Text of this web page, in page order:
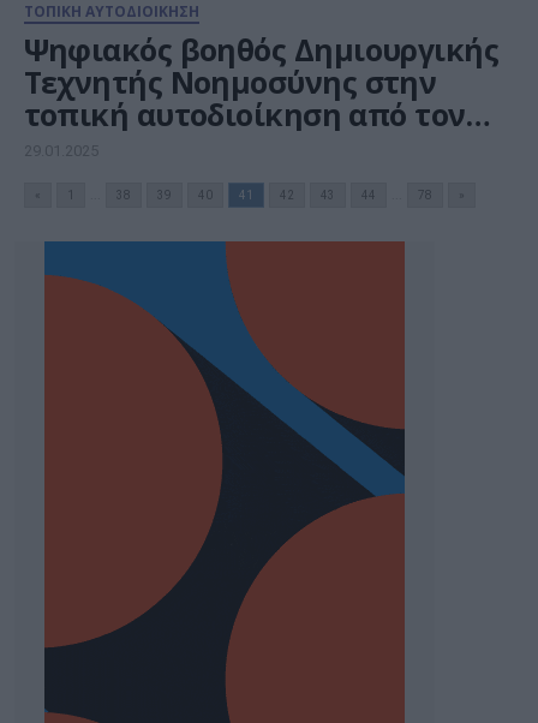
ΤΟΠΙΚΗ ΑΥΤΟΔΙΟΙΚΗΣΗ
Ψηφιακός βοηθός Δημιουργικής
Τεχνητής Νοημοσύνης στην
τοπική αυτοδιοίκηση από τον
Δήμο Μυτιλήνης
29.01.2025
38 39 40 41 42 43 44 78